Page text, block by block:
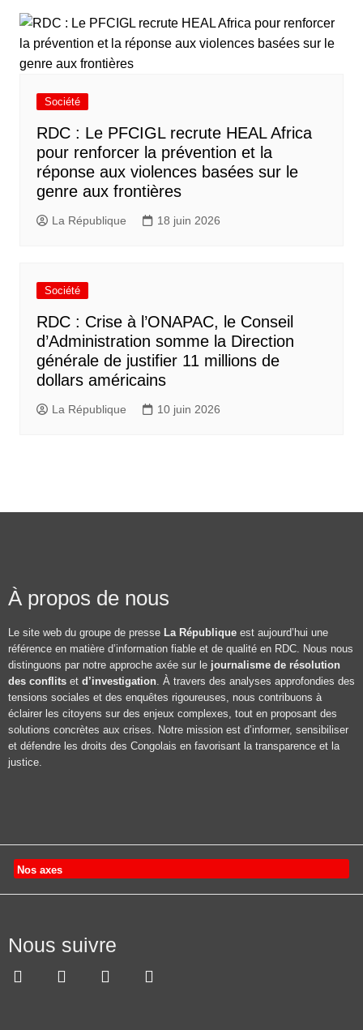
Société
RDC : Le PFCIGL recrute HEAL Africa
pour renforcer la prévention et la
réponse aux violences basées sur le
genre aux frontières
La République 18 juin 2026
Société
RDC : Crise à l’ONAPAC, le Conseil
d’Administration somme la Direction
générale de justifier 11 millions de
dollars américains
La République 10 juin 2026
À propos de nous
Le site web du groupe de presse La République est aujourd’hui une
référence en matière d’information fiable et de qualité en RDC. Nous nous
distinguons par notre approche axée sur le journalisme de résolution
des conflits et d’investigation. À travers des analyses approfondies des
tensions sociales et des enquêtes rigoureuses, nous contribuons à
éclairer les citoyens sur des enjeux complexes, tout en proposant des
solutions concrètes aux crises. Notre mission est d’informer, sensibiliser
et défendre les droits des Congolais en favorisant la transparence et la
justice.
Nos axes
Nous suivre